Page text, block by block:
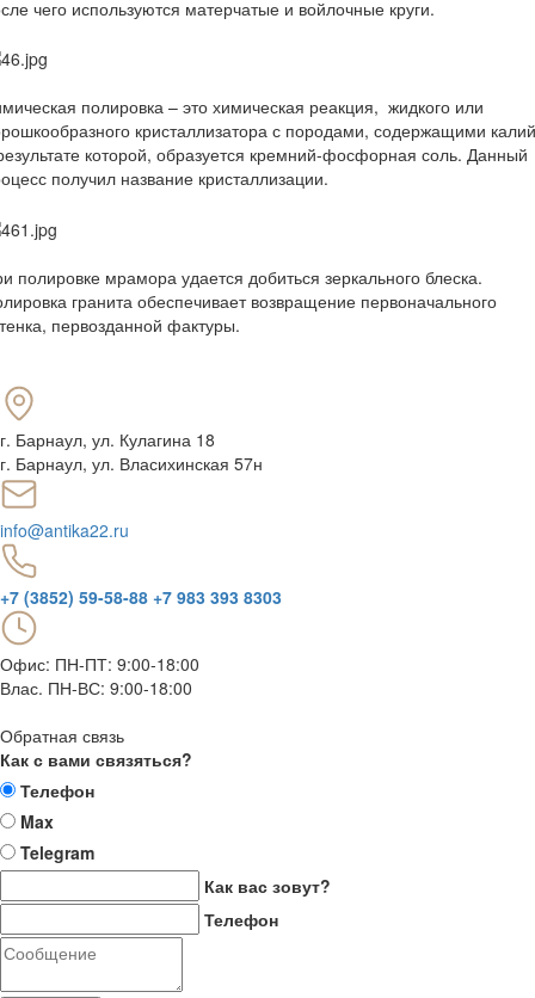
чего используются матерчатые и войлочные круги.
полировка – это химическая реакция, жидкого или
кристаллизатора с породами, содержащими
которой, образуется кремний-фосфорная соль. Данный
получил название кристаллизации.
полировке мрамора удается добиться зеркального блеска.
гранита обеспечивает возвращение первоначального
первозданной фактуры.
г. Барнаул, ул. Кулагина 18
г. Барнаул, ул. Власихинская 57н
info@antika22.ru
+7 (3852) 59-58-88 +7 983 393 8303
Офис: ПН-ПТ: 9:00-18:00
Влас. ПН-ВС: 9:00-18:00
Обратная связь
Как с вами связяться?
Телефон
Max
Telegram
Как вас зовут?
Телефон